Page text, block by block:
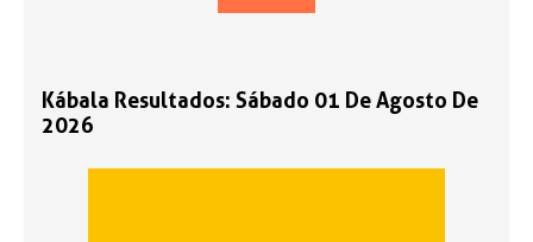
Kábala Resultados: Sábado 01 De Agosto De
2026